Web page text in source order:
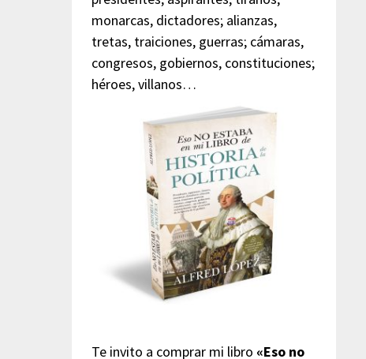
monarcas, dictadores; alianzas,
tretas, traiciones, guerras; cámaras,
congresos, gobiernos, constituciones;
héroes, villanos…
Te invito a comprar mi libro «Eso no